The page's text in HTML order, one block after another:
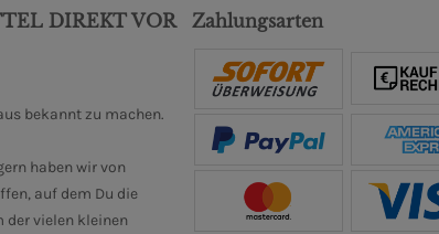
DIREKT VOR
bekannt zu machen.
haben wir von
auf dem Du die
der vielen kleinen
Zahlungsarten